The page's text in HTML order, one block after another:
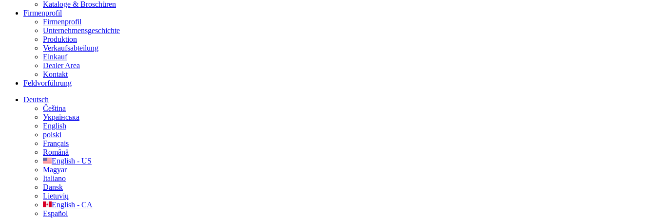
Kataloge & Broschüren
Firmenprofil
Firmenprofil
Unternehmensgeschichte
Produktion
Verkaufsabteilung
Einkauf
Dealer Area
Kontakt
Feldvorführung
Deutsch
Čeština
Українська
English
polski
Français
Română
English - US
Magyar
Italiano
Dansk
Lietuvių
English - CA
Español